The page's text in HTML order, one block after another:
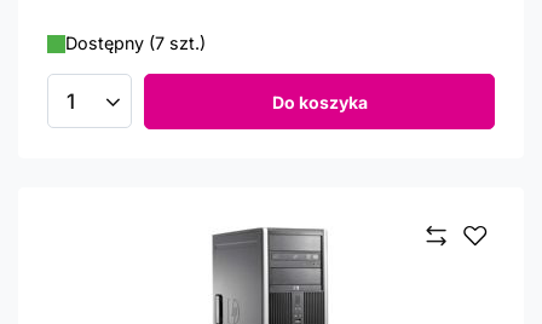
Dostępny (7 szt.)
Ilość produktów Do koszyka